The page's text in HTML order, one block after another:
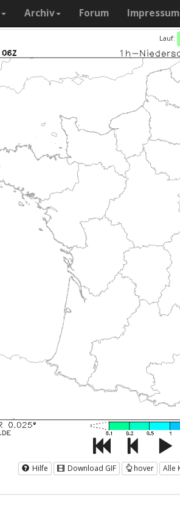
Archiv Forum Impressum
Lauf:
Hilfe Download GIF hover Alle